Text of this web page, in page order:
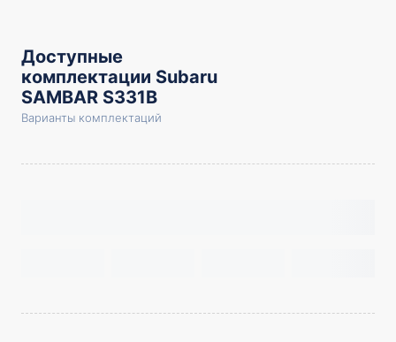
Доступные
комплектации Subaru
SAMBAR S331B
Варианты комплектаций